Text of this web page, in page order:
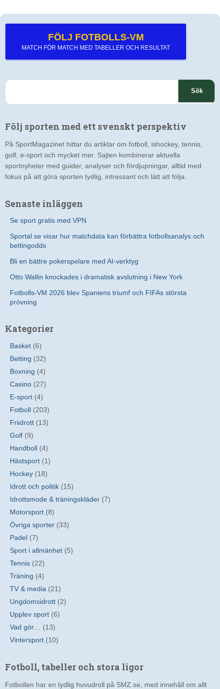
FÖLJ FOTBOLLS-VM
MATCH FÖR MATCH MED TABELLER OCH RESULTAT
S
k
f
r
Följ sporten med ett svenskt perspektiv
På SportMagazinet hittar du artiklar om fotboll, ishockey, tennis,
golf, e-sport och mycket mer. Sajten kombinerar aktuella
sportnyheter med guider, analyser och fördjupningar, alltid med
fokus på att göra sporten tydlig, intressant och lätt att följa.
Senaste inläggen
Se sport gratis med VPN
Sportal.se visar hur matchdata kan förbättra fotbollsanalys och
bettingodds
Bli en bättre pokerspelare med AI-verktyg
Otto Wallin knockades i dramatisk avslutning i New York
Fotbolls-VM 2026 blev Spaniens triumf och FIFAs största
prövning
Kategorier
Basket (6)
Betting (32)
Boxning (4)
Casino (27)
E-sport (4)
Fotboll (203)
Friidrott (13)
Golf (9)
Handboll (4)
Hästsport (1)
Hockey (18)
Idrott och politik (15)
Idrottsmode & träningskläder (7)
Motorsport (8)
Övriga sporter (33)
Padel (7)
Sport i allmänhet (5)
Tennis (22)
Träning (4)
TV & media (21)
Ungdomsidrott (2)
Upplev sport (6)
Vad gör…
(13)
Vintersport (10)
Fotboll, tabeller och stora ligor
Fotbollen har en tydlig huvudroll på SMZ.se, med innehåll om allt